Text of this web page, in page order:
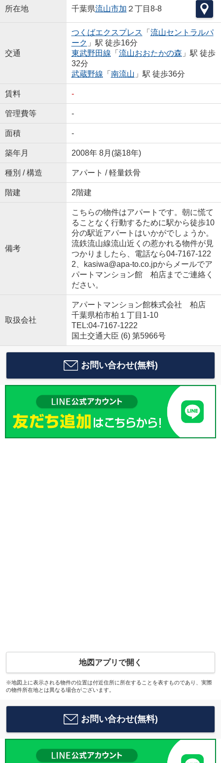
所在地 千葉県流山市加 ２丁目8-8
交通
つくばエクスプレス 「 流山セントラルパ
ーク 」駅 徒歩16分
東武野田線 「 流山おおたかの森 」駅 徒歩
32分
武蔵野線 「 南流山 」駅 徒歩36分
賃料 -
管理費等 -
面積 -
築年月 2008年 8月(築18年)
種別 / 構造 アパート / 軽量鉄骨
階建 2階建
備考
こちらの物件はアパートです。朝に慌て
ることなく行動するために駅から徒歩10
分の駅近アパートはいかがでしょうか。
流鉄流山線流山近くの惹かれる物件が見
つかりましたら、電話なら04-7167-122
2、kasiwa@apa-to.co.jpからメールでア
パートマンション館 柏店までご連絡く
ださい。
取扱会社
アパートマンション館株式会社 柏店
千葉県柏市柏１丁目1-10
TEL:04-7167-1222
国土交通大臣 (6) 第5966号
お問い合わせ(無料)
地図アプリで開く
※地図上に表示される物件の位置は付近住所に所在することを表すものであり、実際
の物件所在地とは異なる場合がございます。
お問い合わせ(無料)